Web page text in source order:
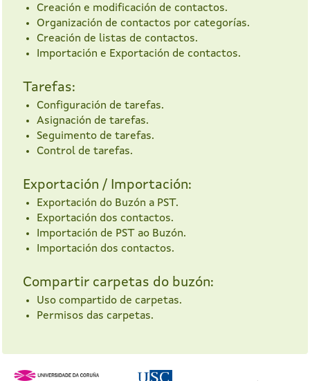
Creación e modificación de contactos.
Organización de contactos por categorías.
Creación de listas de contactos.
Importación e Exportación de contactos.
Tarefas:
Configuración de tarefas.
Asignación de tarefas.
Seguimento de tarefas.
Control de tarefas.
Exportación / Importación:
Exportación do Buzón a PST.
Exportación dos contactos.
Importación de PST ao Buzón.
Importación dos contactos.
Compartir carpetas do buzón:
Uso compartido de carpetas.
Permisos das carpetas.